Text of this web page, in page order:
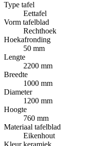
Type tafel
Eettafel
Vorm tafelblad
Rechthoek
Hoekafronding
50 mm
Lengte
2200 mm
Breedte
1000 mm
Diameter
1200 mm
Hoogte
760 mm
Materiaal tafelblad
Eikenhout